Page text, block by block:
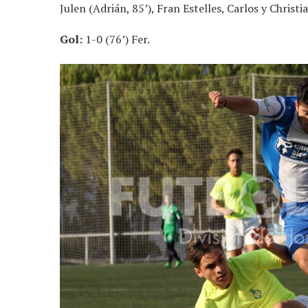
Julen (Adrián, 85’), Fran Estelles, Carlos y
Gol: 1-0 (76’) Fer.